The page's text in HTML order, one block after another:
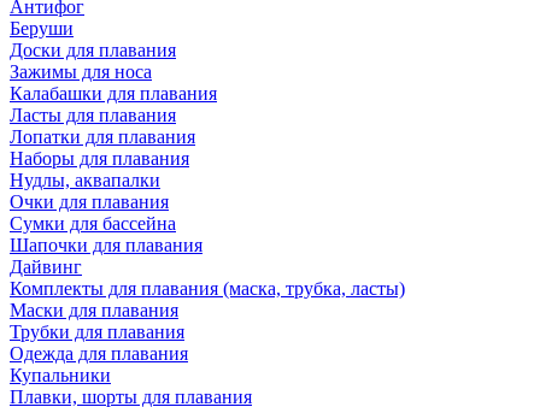
Антифог
Беруши
Доски для плавания
Зажимы для носа
Калабашки для плавания
Ласты для плавания
Лопатки для плавания
Наборы для плавания
Нудлы, аквапалки
Очки для плавания
Сумки для бассейна
Шапочки для плавания
Дайвинг
Комплекты для плавания (маска, трубка, ласты)
Маски для плавания
Трубки для плавания
Одежда для плавания
Купальники
Плавки, шорты для плавания